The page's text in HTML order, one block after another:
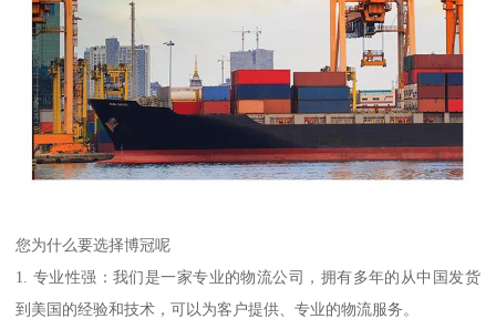
您为什么要选择博冠呢
1. 专业性强：我们是一家专业的物流公司，拥有多年的从中国发货
到美国的经验和技术，可以为客户提供、专业的物流服务。